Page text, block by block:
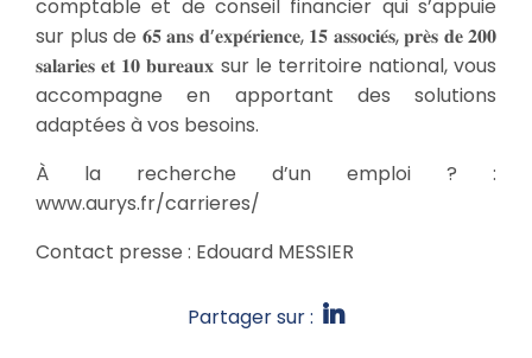
comptable et de conseil financier qui s’appuie
sur plus de 𝟔𝟓 𝐚𝐧𝐬 𝐝’𝐞𝐱𝐩𝐞́𝐫𝐢𝐞𝐧𝐜𝐞, 𝟏𝟓 𝐚𝐬𝐬𝐨𝐜𝐢𝐞́𝐬, 𝐩𝐫𝐞̀𝐬 𝐝𝐞 𝟐𝟎𝟎
𝐬𝐚𝐥𝐚𝐫𝐢𝐞𝐬 𝐞𝐭 𝟏𝟎 𝐛𝐮𝐫𝐞𝐚𝐮𝐱 sur le territoire national, vous
accompagne en apportant des solutions
adaptées à vos besoins.
À la recherche d’un emploi ? :
www.aurys.fr/carrieres/
Contact presse : Edouard MESSIER
Partager sur :